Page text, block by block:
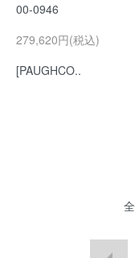
00-0946
279,620円(税込)
[PAUGHCO..
全